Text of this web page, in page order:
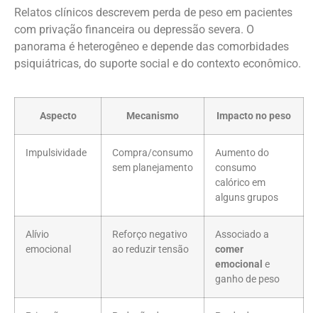
Relatos clínicos descrevem perda de peso em pacientes
com privação financeira ou depressão severa. O
panorama é heterogêneo e depende das comorbidades
psiquiátricas, do suporte social e do contexto econômico.
Aspecto Mecanismo Impacto no peso
Impulsividade
Compra/consumo
sem planejamento
Aumento do
consumo
calórico em
alguns grupos
Alívio
emocional
Reforço negativo
ao reduzir tensão
Associado a
comer
emocional e
ganho de peso